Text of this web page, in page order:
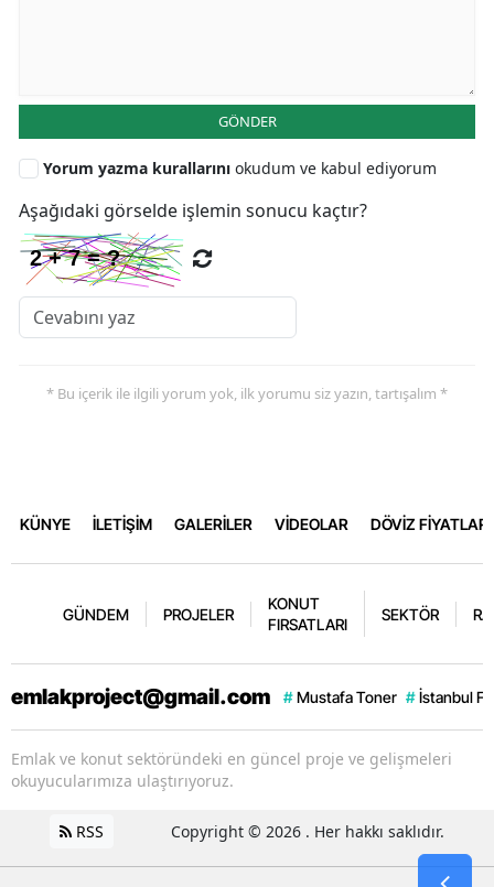
GÖNDER
Yorum yazma kurallarını okudum ve kabul ediyorum
Aşağıdaki görselde işlemin sonucu kaçtır?
* Bu içerik ile ilgili yorum yok, ilk yorumu siz yazın, tartışalım *
KÜNYE İLETİŞİM GALERİLER VİDEOLAR DÖVİZ FİYATLARI
GÜNDEM PROJELER
KONUT
FIRSATLARI
SEKTÖR
emlakproject@gmail.com # Mustafa Toner # İstanbul
Emlak ve konut sektöründeki en güncel proje ve gelişmeleri
okuyucularımıza ulaştırıyoruz.
RSS Copyright © 2026 . Her hakkı saklıdır.